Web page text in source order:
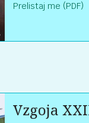
Prelistaj me (PDF)
Vzgoja